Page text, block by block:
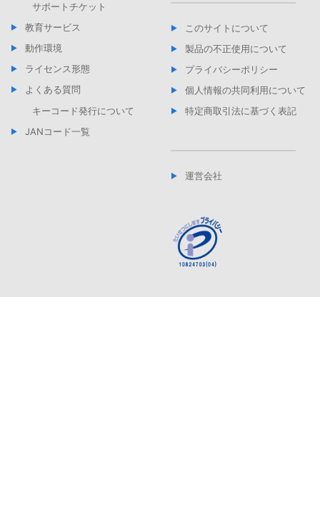
サポートチケット
教育サービス
動作環境
ライセンス形態
よくある質問
キーコード発行について
JANコード一覧
このサイトについて
製品の不正使用について
プライバシーポリシー
個人情報の共同利用について
特定商取引法に基づく表記
運営会社